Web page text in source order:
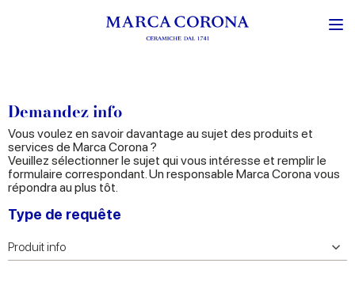
Demandez info
Vous voulez en savoir davantage au sujet des produits et
services de Marca Corona ?
Veuillez sélectionner le sujet qui vous intéresse et remplir le
formulaire correspondant. Un responsable Marca Corona vous
répondra au plus tôt.
Type de requête